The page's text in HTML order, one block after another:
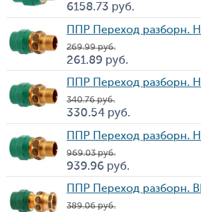
Цена
6 158.73 руб.
ППР Переход разборн.
Цена
269.99 руб.
261.89 руб.
ППР Переход разборн.
Цена
340.76 руб.
330.54 руб.
ППР Переход разборн.
Цена
969.03 руб.
939.96 руб.
ППР Переход разборн.
389.06 руб.